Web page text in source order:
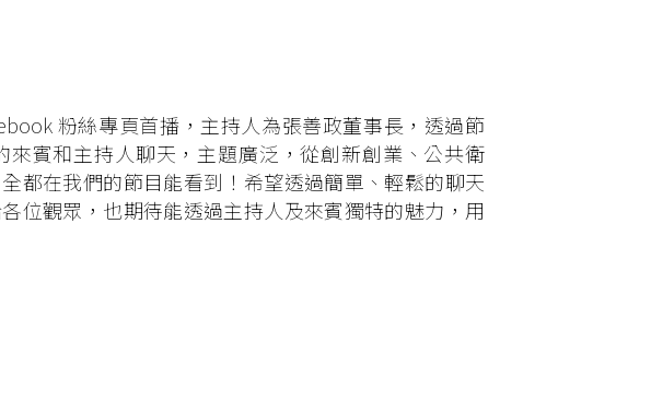
粉絲專頁首播，主持人為張善政董事長，透過節
賓和主持人聊天，主題廣泛，從創新創業、公共衛
都在我們的節目能看到！希望透過簡單、輕鬆的聊天
位觀眾，也期待能透過主持人及來賓獨特的魅力，用